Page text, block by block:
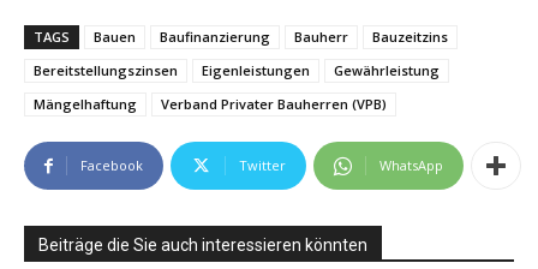
TAGS Bauen Baufinanzierung Bauherr
Bauzeitzins
Bereitstellungszinsen
Eigenleistungen
Gewährleistung
Mängelhaftung
Verband Privater Bauherren (VPB)
Facebook Twitter WhatsApp
Beiträge die Sie auch interessieren könnten